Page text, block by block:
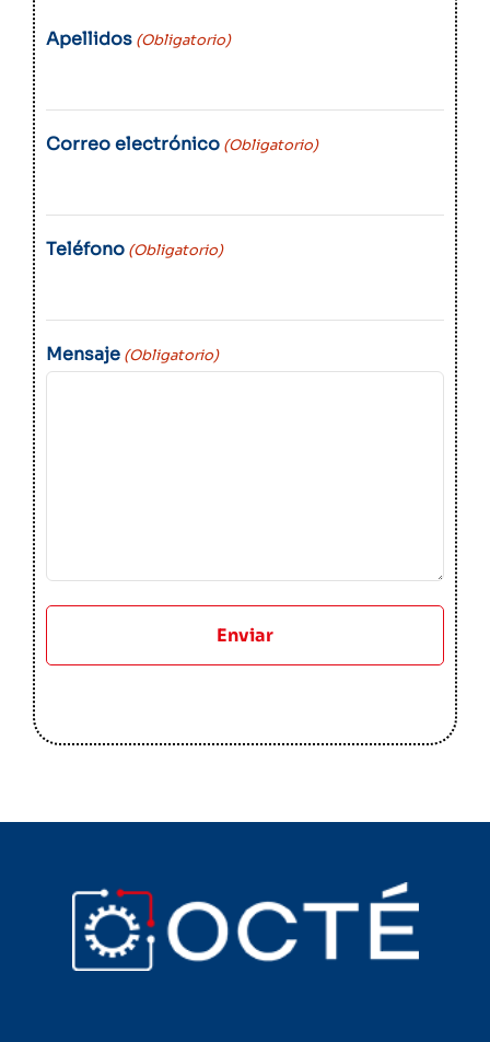
Apellidos (Obligatorio)
Correo electrónico (Obligatorio)
Teléfono (Obligatorio)
Mensaje (Obligatorio)
Enviar